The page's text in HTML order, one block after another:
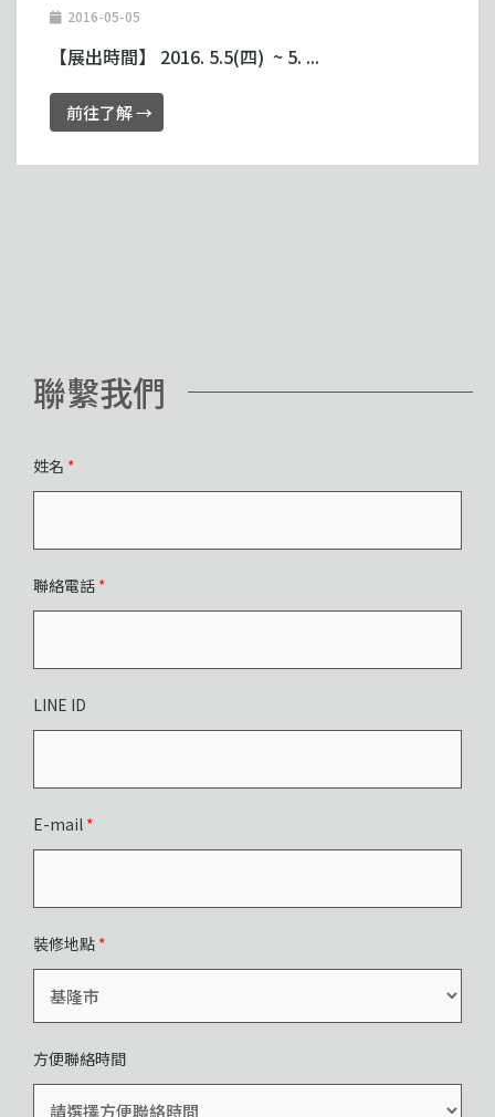
2016-05-05
【展出時間】 2016. 5.5(四) ~ 5. ...
前往了解 →
聯繫我們
姓名 *
聯絡電話 *
LINE ID
E-mail *
裝修地點 *
方便聯絡時間